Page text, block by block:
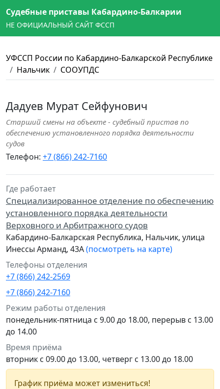
Судебные приставы Кабардино-Балкарии
НЕ ОФИЦИАЛЬНЫЙ САЙТ ФССП
УФССП России по Кабардино-Балкарской Республике
Нальчик
СООУПДС
Дадуев Мурат Сейфунович
Старший смены на объекте - судебный пристав по
обеспечению установленного порядка деятельности
судов
Телефон: +7 (866) 242-7160
Где работает
Специализированное отделение по обеспечению
установленного порядка деятельности
Верховного и Арбитражного судов
Кабардино-Балкарская Республика, Нальчик, улица
Инессы Арманд, 43А(посмотреть на карте)
Телефоны отделения
+7 (866) 242-2569
+7 (866) 242-7160
Режим работы отделения
понедельник-пятница с 9.00 до 18.00, перерыв с 13.00
до 14.00
Время приёма
вторник с 09.00 до 13.00, четверг с 13.00 до 18.00
График приёма может измениться!